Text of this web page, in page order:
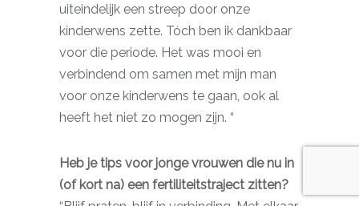
uiteindelijk een streep door onze
kinderwens zette. Tóch ben ik dankbaar
voor die periode. Het was mooi en
verbindend om samen met mijn man
voor onze kinderwens te gaan, ook al
heeft het niet zo mogen zijn. “
Heb je tips voor jonge vrouwen die nu in
(of kort na) een fertiliteitstraject zitten?